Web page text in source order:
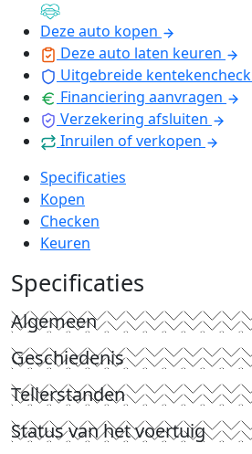
Deze auto kopen
Deze auto laten keuren
Uitgebreide kentekencheck
Financiering aanvragen
Verzekering afsluiten
Inruilen of verkopen
Specificaties
Kopen
Checken
Keuren
Specificaties
Algemeen
Geschiedenis
Tellerstanden
Status van het voertuig